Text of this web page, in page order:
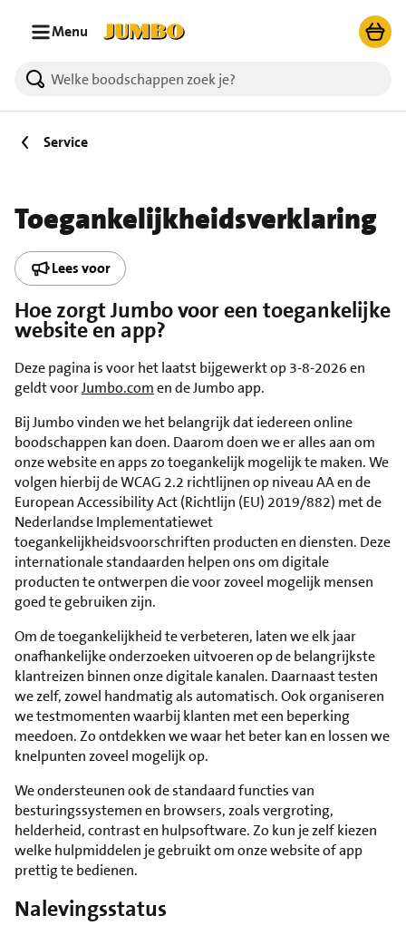
Menu
Service
Toegankelijkheidsverklaring
Lees voor
Hoe zorgt Jumbo voor een toegankelijke
website en app?
Deze pagina is voor het laatst bijgewerkt op 3-8-2026 en
geldt voorJumbo.comen de Jumbo app.
Bij Jumbo vinden we het belangrijk dat iedereen online
boodschappen kan doen. Daarom doen we er alles aan om
onze website en apps zo toegankelijk mogelijk te maken. We
volgen hierbij de WCAG 2.2 richtlijnen op niveau AA en de
European Accessibility Act (Richtlijn (EU) 2019/882) met de
Nederlandse Implementatiewet
toegankelijkheidsvoorschriften producten en diensten. Deze
internationale standaarden helpen ons om digitale
producten te ontwerpen die voor zoveel mogelijk mensen
goed te gebruiken zijn.
Om de toegankelijkheid te verbeteren, laten we elk jaar
onafhankelijke onderzoeken uitvoeren op de belangrijkste
klantreizen binnen onze digitale kanalen. Daarnaast testen
we zelf, zowel handmatig als automatisch. Ook organiseren
we testmomenten waarbij klanten met een beperking
meedoen. Zo ontdekken we waar het beter kan en lossen we
knelpunten zoveel mogelijk op.
We ondersteunen ook de standaard functies van
besturingssystemen en browsers, zoals vergroting,
helderheid, contrast en hulpsoftware. Zo kun je zelf kiezen
welke hulpmiddelen je gebruikt om onze website of app
prettig te bedienen.
Nalevingsstatus